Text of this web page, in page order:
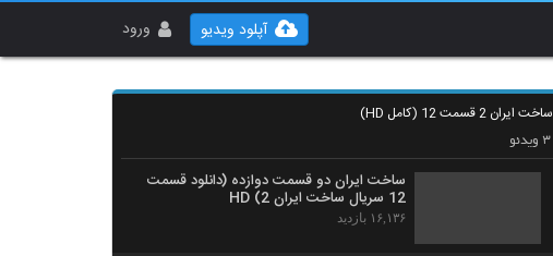
ورود آپلود ویدیو
ساخت ایران 2 قسمت 12 (کامل HD)
۳ویدئو
ساخت ایران دو قسمت دوازده (دانلود قسمت
12 سریال ساخت ایران 2) HD
۱۶,۱۳۶ بازدید